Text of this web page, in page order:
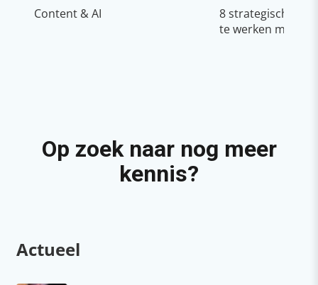
Content & AI
8 strategische
te werken met
Op zoek naar nog meer
kennis?
Actueel